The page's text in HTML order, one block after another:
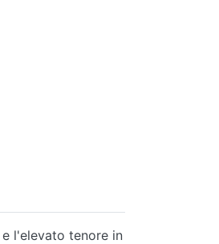
l'elevato tenore in